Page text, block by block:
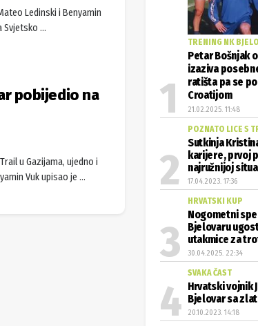
Ledinski i Benyamin
...
pobijedio na
u Gazijama, ujedno i
Vuk upisao je ...
TRENING NK
Petar Bošnjak
izaziva
ratišta pa se
Croatijom
21.02.2025. 11:48
POZNATO LICE S
Sutkinja
karijere, prvoj
najružnijoj
17.04.2023. 17:36
HRVATSKI KUP
Nogometni
Bjelovaru
utakmice za
30.04.2025. 22:34
SVAKA ČAST
Hrvatski vojnik
Bjelovar sa
20.10.2023. 14:18